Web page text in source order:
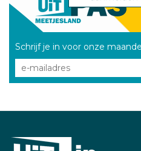
Schrijf je in voor onze